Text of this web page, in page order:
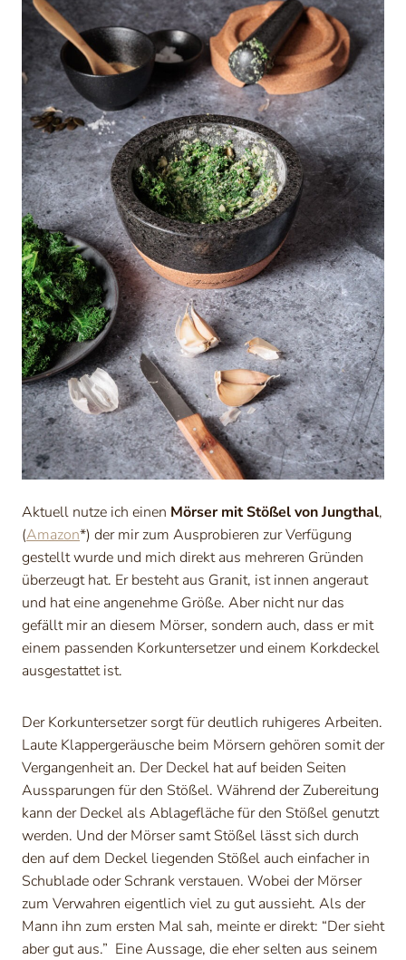
Aktuell nutze ich einen Mörser mit Stößel von Jungthal,
(Amazon*) der mir zum Ausprobieren zur Verfügung
gestellt wurde und mich direkt aus mehreren Gründen
überzeugt hat. Er besteht aus Granit, ist innen angeraut
und hat eine angenehme Größe. Aber nicht nur das
gefällt mir an diesem Mörser, sondern auch, dass er mit
einem passenden Korkuntersetzer und einem Korkdeckel
ausgestattet ist.
Der Korkuntersetzer sorgt für deutlich ruhigeres Arbeiten.
Laute Klappergeräusche beim Mörsern gehören somit der
Vergangenheit an. Der Deckel hat auf beiden Seiten
Aussparungen für den Stößel. Während der Zubereitung
kann der Deckel als Ablagefläche für den Stößel genutzt
werden. Und der Mörser samt Stößel lässt sich durch
den auf dem Deckel liegenden Stößel auch einfacher in
Schublade oder Schrank verstauen. Wobei der Mörser
zum Verwahren eigentlich viel zu gut aussieht. Als der
Mann ihn zum ersten Mal sah, meinte er direkt: “Der sieht
aber gut aus.” Eine Aussage, die eher selten aus seinem